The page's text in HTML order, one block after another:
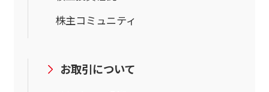
株主コミュニティ
お取引について